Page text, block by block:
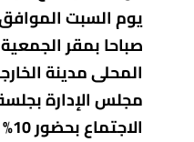
صباحا بمقر
المحلى مدينة